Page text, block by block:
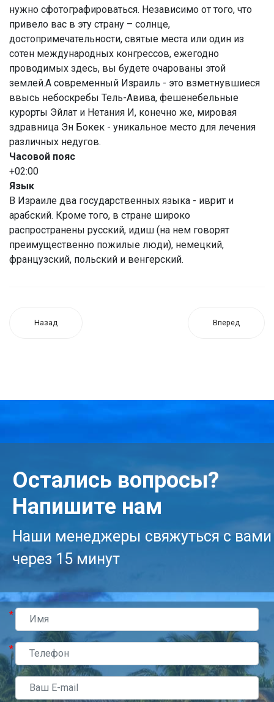
нужно сфотографироваться. Независимо от того, что
привело вас в эту страну – солнце,
достопримечательности, святые места или один из
сотен международных конгрессов, ежегодно
проводимых здесь, вы будете очарованы этой
землей.А современный Израиль - это взметнувшиеся
ввысь небоскребы Тель-Авива, фешенебельные
курорты Эйлат и Нетания И, конечно же, мировая
здравница Эн Бокек - уникальное место для лечения
различных недугов.
Часовой пояс
+02:00
Язык
В Израиле два государственных языка - иврит и
арабский. Кроме того, в стране широко
распространены русский, идиш (на нем говорят
преимущественно пожилые люди), немецкий,
французский, польский и венгерский.
Назад Вперед
Остались вопросы?
Напишите нам
Наши менеджеры свяжуться с вами
через 15 минут
*
*